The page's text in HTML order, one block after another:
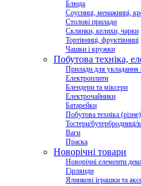
Блюда
Соусниці, менажниці,
Столові прилади
Склянки, келихи, чарки
Тортівниці, фруктівниці
Чашки і кружки
Побутова техніка,
Прилади для укладання
Електроплити
Блендери та міксери
Електрочайники
Батарейки
Побутова техніка (різне)
Тостери/бутербродниці/
Ваги
Праска
Новорічні товари
Новорічні елементи
Гірлянди
Ялинкові іграшки та